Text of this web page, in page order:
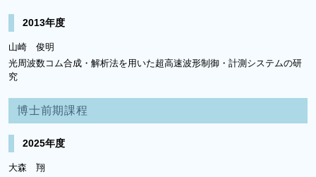
2013年度
山崎 俊明
光周波数コム合成・解析法を用いた超高速波形制御・計測システムの研
究
博士前期課程
2025年度
大森 翔